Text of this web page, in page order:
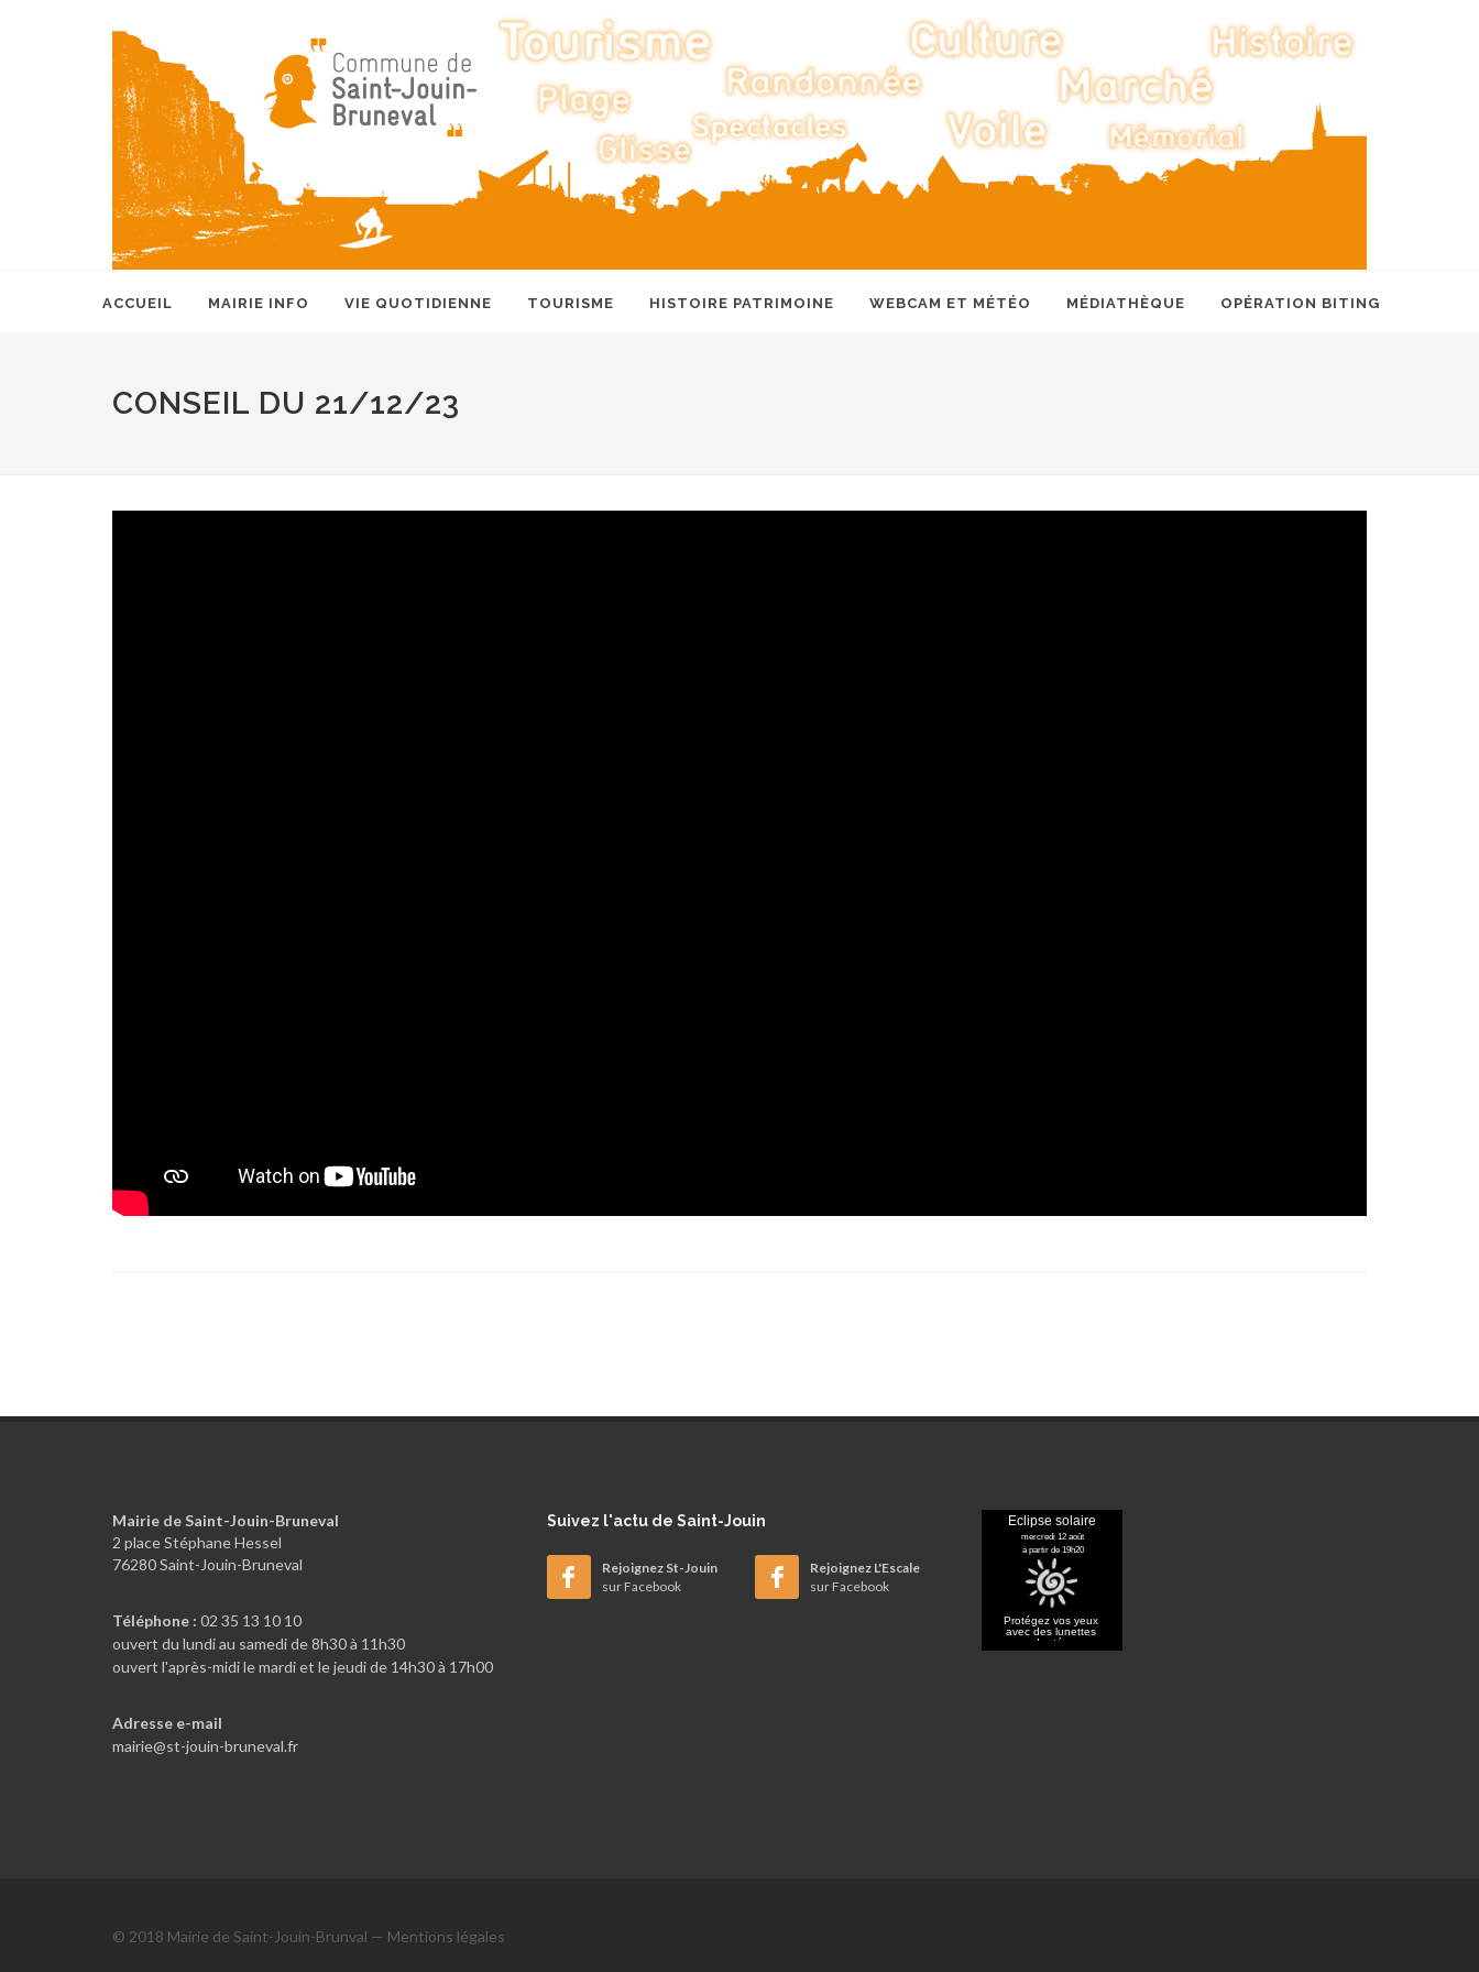
ACCUEIL MAIRIE INFO VIE QUOTIDIENNE TOURISME HISTOIRE PATRIMOINE WEBCAM ET MÉTÉO MÉDIATHÈQUE OPÉRATION BITING
CONSEIL DU 21/12/23
Mairie de Saint-Jouin-Bruneval
2 place Stéphane Hessel
76280 Saint-Jouin-Bruneval
Téléphone : 02 35 13 10 10
ouvert du lundi au samedi de 8h30 à 11h30
ouvert l'après-midi le mardi et le jeudi de 14h30 à 17h00
Adresse e-mail
mairie@st-jouin-bruneval.fr
Suivez l'actu de Saint-Jouin
Rejoignez St-Jouin
sur Facebook
Rejoignez L'Escale
sur Facebook
© 2018 Mairie de Saint-Jouin-Brunval — Mentions légales